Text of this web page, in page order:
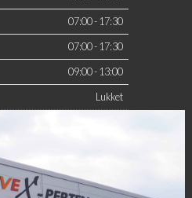
07:00 - 17:30
07:00 - 17:30
09:00 - 13:00
Lukket